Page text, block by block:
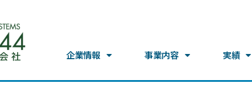
企業情報 事業内容 実績